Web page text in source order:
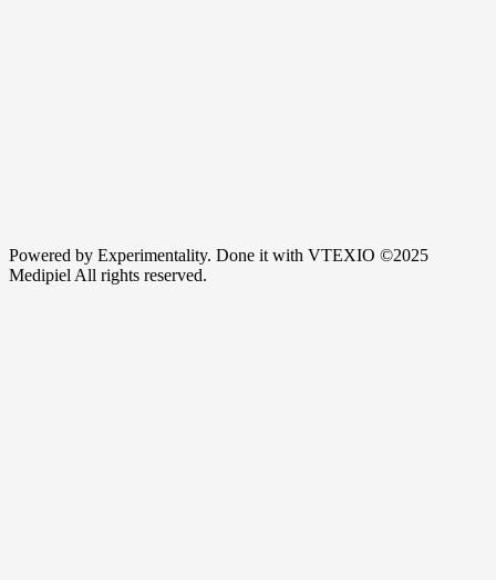
Powered by Experimentality. Done it with VTEXIO ©2025
Medipiel All rights reserved.